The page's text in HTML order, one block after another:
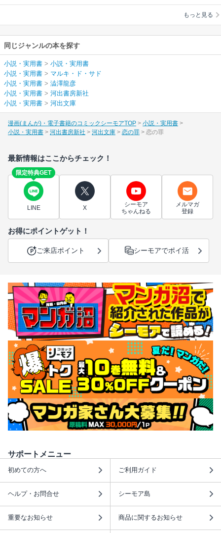
澁澤龍彦
もっと見る
同じジャンルの本を探す
小説・実用書 > 小説・実用書
小説・実用書 > マルキ・ド・サド
小説・実用書 > 澁澤龍彦
小説・実用書 > 河出書房新社
小説・実用書 > 河出文庫
漫画(まんが)・電子書籍のコミックシーモアTOP
小説・実用書
小説・実用書
河出書房新社 河出文庫 恋の罪 恋の罪
最新情報はここからチェック！
限定特典GET
LINE X
シーモア
ちゃんねる
メルマガ
登録
お得にポイントゲット！
ご来店ポイント シーモアでポイ活
サポートメニュー
初めての方へ ご利用ガイド
ヘルプ・お問合せ シーモア島
重要なお知らせ 商品に関するお知らせ